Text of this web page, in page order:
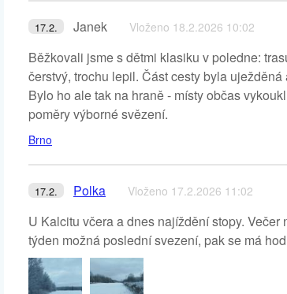
17.2. Janek Vloženo 18.2.2026 10:02
Běžkovali jsme s dětmi klasiku v poledne:
čerstvý, trochu lepil. Část cesty byla
Bylo ho ale tak na hraně - místy občas
poměry výborné svězení.
Brno
17.2. Polka Vloženo 17.2.2026 11:02
U Kalcitu včera a dnes najíždění stopy. Večer
týden možná poslední svezení, pak se má